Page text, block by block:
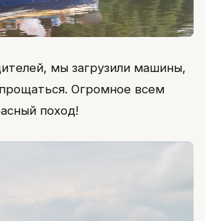
мы загрузили машины,
Огромное всем
поход!